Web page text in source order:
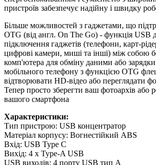
пристроїв забезпечує надійну і швидку
Більше можливостей з гаджетами, що
OTG (від англ. On The Go) - функція USB
підключення гаджетів (телефони, карт-
цифрові камери, миші та інші) між собою
комп'ютера для обміну даними або
мобільного телефону з функцією OTG
відтворювати HD-відео або переглядати
Тепер просто зберегти ваш фотоархів або
вашого смартфона
Характеристики:
Тип пристрою: USB концентратор
Матеріал корпусу: Вогнестійкий ABS
Вхід: USB Type C
Вихід: 4 x Type-A USB
USB виходів: 4 порту USB тип A